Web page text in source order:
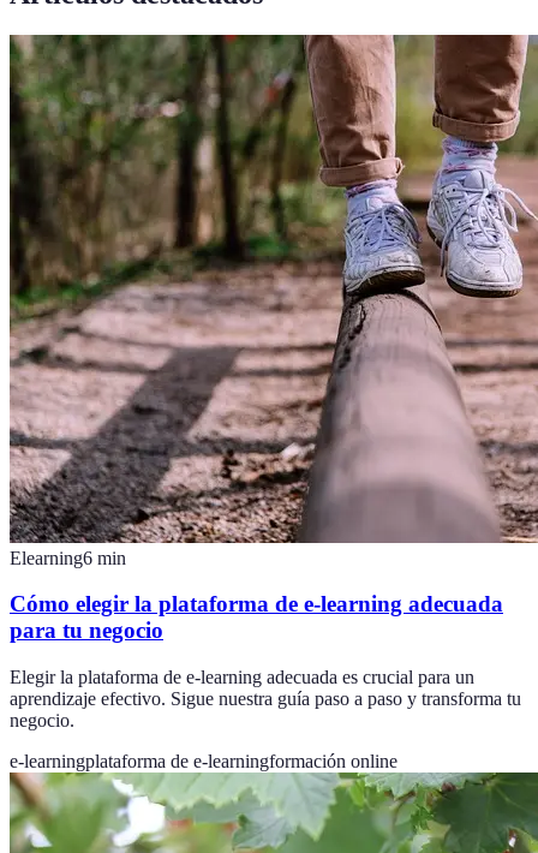
Elearning6 min
Cómo elegir la plataforma de e-learning adecuada
para tu negocio
Elegir la plataforma de e-learning adecuada es crucial para un
aprendizaje efectivo. Sigue nuestra guía paso a paso y transforma tu
negocio.
e-learningplataforma de e-learningformación online